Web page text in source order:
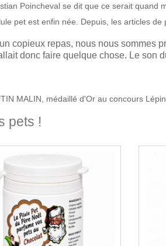
Poincheval se dit que ce serait
pet est enfin née. Depuis, les articles
copieux repas, nous nous sommes
donc faire quelque chose. Le son
MALIN, médaillé d'Or au concours
pets !